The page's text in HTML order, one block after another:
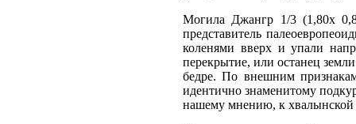
Могила Джангр 1/3 (1,80х
представитель
коленями вверх и упали
перекрытие, или останец
бедре. По внешним
идентично знаменитому
нашему мнению, к хвалынской